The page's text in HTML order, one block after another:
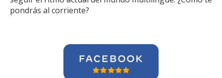
pondrás al corriente?